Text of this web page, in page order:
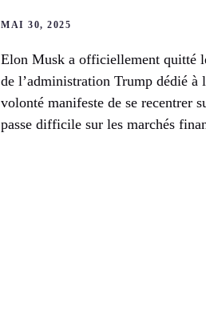
MAI 30, 2025
Elon Musk a officiellement quitté
de l’administration Trump dédié à
volonté manifeste de se recentrer
passe difficile sur les marchés